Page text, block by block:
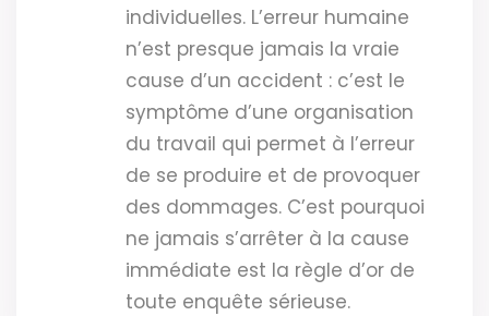
individuelles. L’erreur humaine
n’est presque jamais la vraie
cause d’un accident : c’est le
symptôme d’une organisation
du travail qui permet à l’erreur
de se produire et de provoquer
des dommages. C’est pourquoi
ne jamais s’arrêter à la cause
immédiate est la règle d’or de
toute enquête sérieuse.